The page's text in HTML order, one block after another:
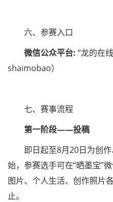
六、参赛入口
微信公众平台: “龙的在
shaimobao）
七、赛事流程
第一阶段——投稿
即日起至8月20日为创
始，参赛选手可在“晒墨宝”
图片、个人生活、创作照片
止。